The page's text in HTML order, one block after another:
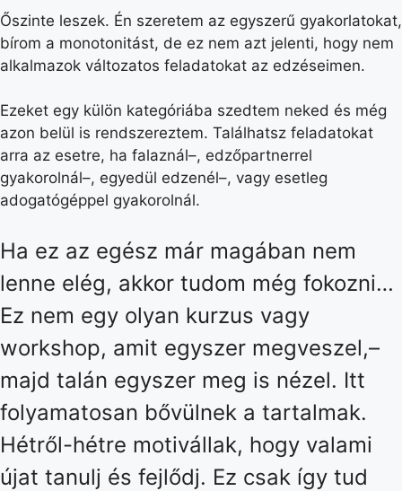
Őszinte leszek. Én szeretem az egyszerű gyakorlatokat,
bírom a monotonitást, de ez nem azt jelenti, hogy nem
alkalmazok változatos feladatokat az edzéseimen.
Ezeket egy külön kategóriába szedtem neked és még
azon belül is rendszereztem. Találhatsz feladatokat
arra az esetre, ha falaznál–, edzőpartnerrel
gyakorolnál–, egyedül edzenél–, vagy esetleg
adogatógéppel gyakorolnál.
Ha ez az egész már magában nem
lenne elég, akkor tudom még fokozni…
Ez nem egy olyan kurzus vagy
workshop, amit egyszer megveszel,–
majd talán egyszer meg is nézel. Itt
folyamatosan bővülnek a tartalmak.
Hétről-hétre motivállak, hogy valami
újat tanulj és fejlődj. Ez csak így tud